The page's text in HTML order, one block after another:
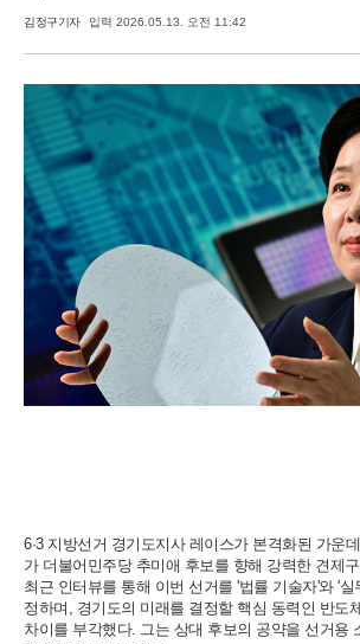
김정구기자 입력 2026.05.13. 오전 11:42
6·3 지방선거 경기도지사 레이스가 본격화된 가운
가 더불어민주당 추미애 후보를 향해 강력한 견제
최근 인터뷰를 통해 이번 선거를 '법률 기술자'와 '
정하며, 경기도의 미래를 결정할 핵심 동력인 반도
차이를 부각했다. 그는 상대 후보의 공약을 선거용